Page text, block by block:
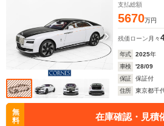
支払総額
5670万円
残価ローン 月々
年式 2025年
車検
'28/09
保証
保証付
住所
東京都千
無
料
在庫確認・見積